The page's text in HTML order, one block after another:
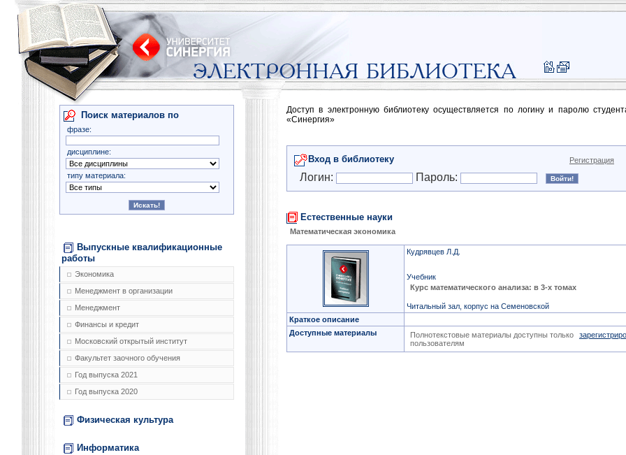
Поиск материалов по
фразе:
дисциплине:
типу материала:
Выпускные квалификационные
работы
Экономика
Менеджмент в организации
Менеджмент
Финансы и кредит
Московский открытый институт
Факультет заочного обучения
Год выпуска 2021
Год выпуска 2020
Физическая культура
Информатика
Доступ в электронную библиотеку осуществляется по логину и паролю
«Синергия»
Вход в библиотеку Регистрация
Логин: Пароль:
Естественные науки
Математическая экономика
Кудрявцев Л.Д.
Учебник
Курс математического анализа: в 3-х томах
Читальный зал, корпус на Семеновской
Краткое описание
Доступные материалы
Полнотекстовые материалы доступны только
пользователям